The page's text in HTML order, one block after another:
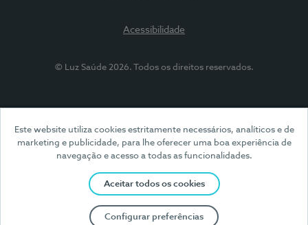
Este website utiliza cookies estritamente necessários, analíticos e de
marketing e publicidade, para lhe oferecer uma boa experiência de
navegação e acesso a todas as funcionalidades.
Aceitar todos os cookies
Configurar preferências
Acessibilidade
© Luz Saúde 2026. Todos os direitos reservados.